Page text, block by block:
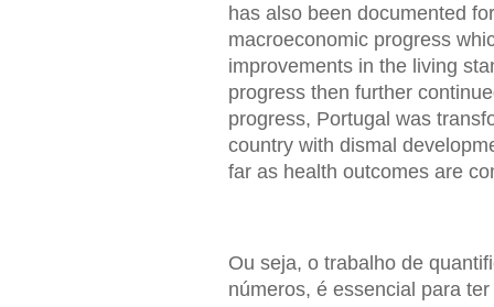
has also been documented
macroeconomic progress
improvements in the living
progress then further
progress, Portugal was
country with dismal
far as health outcomes are
Ou seja, o trabalho de
números, é essencial para